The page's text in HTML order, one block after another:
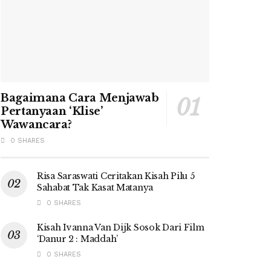
Bagaimana Cara Menjawab
Pertanyaan ‘Klise’
Wawancara?
0 SHARES
Risa Saraswati Ceritakan Kisah Pilu 5
Sahabat Tak Kasat Matanya
0 SHARES
Kisah Ivanna Van Dijk Sosok Dari Film
‘Danur 2 : Maddah’
0 SHARES